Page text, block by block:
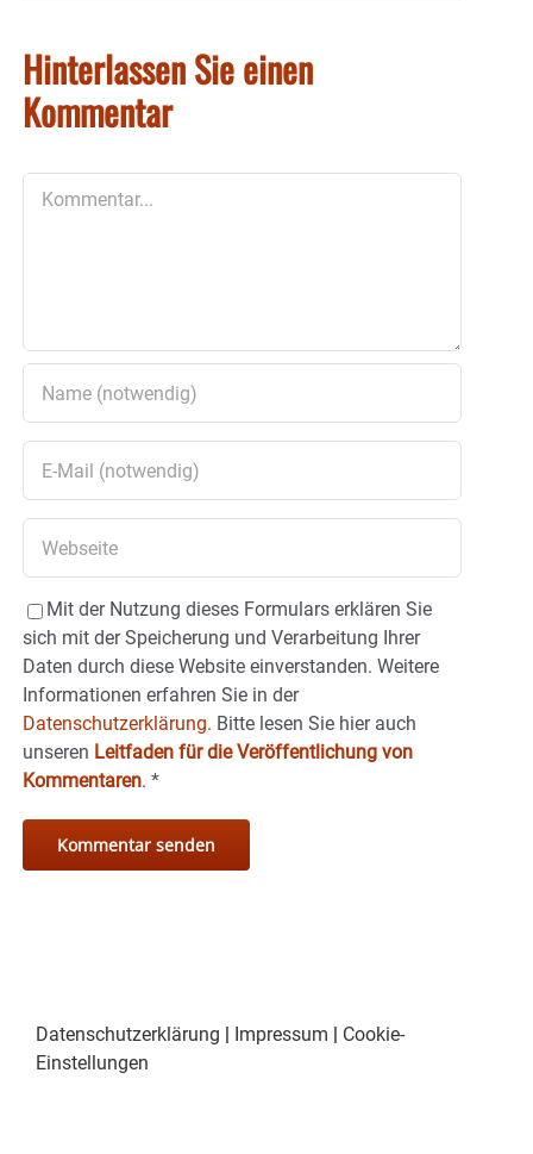
Hinterlassen Sie einen
Kommentar
Mit der Nutzung dieses Formulars erklären Sie
sich mit der Speicherung und Verarbeitung Ihrer
Daten durch diese Website einverstanden. Weitere
Informationen erfahren Sie in der
Datenschutzerklärung. Bitte lesen Sie hier auch
unseren Leitfaden für die Veröffentlichung von
Kommentaren. *
Datenschutzerklärung Impressum
Cookie-
Einstellungen